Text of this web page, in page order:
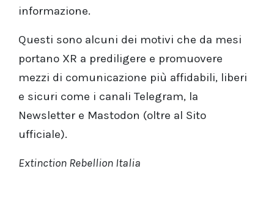
informazione.
Questi sono alcuni dei motivi che da mesi
portano XR a prediligere e promuovere
mezzi di comunicazione più affidabili, liberi
e sicuri come i canali Telegram, la
Newsletter e Mastodon (oltre al Sito
ufficiale).
Extinction Rebellion Italia